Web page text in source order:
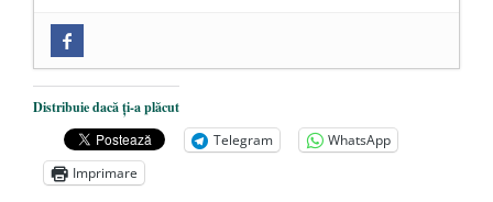
Mănăstirea „Sfânta Ana” Rohia. Părintele
Nicolae Steinhardt, comemorat la 102 ani
de la naștere - 29 iulie 2024
„Carnea cultivată” în laborator, tot mai
Distribuie dacă ți-a plăcut
Telegram
WhatsApp
Imprimare